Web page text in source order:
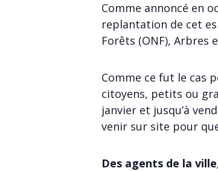
Comme annoncé en
replantation de cet
Forêts (ONF), Arbres
Comme ce fut le cas
citoyens, petits ou
janvier et jusqu’à
venir sur site pour
Des agents de la